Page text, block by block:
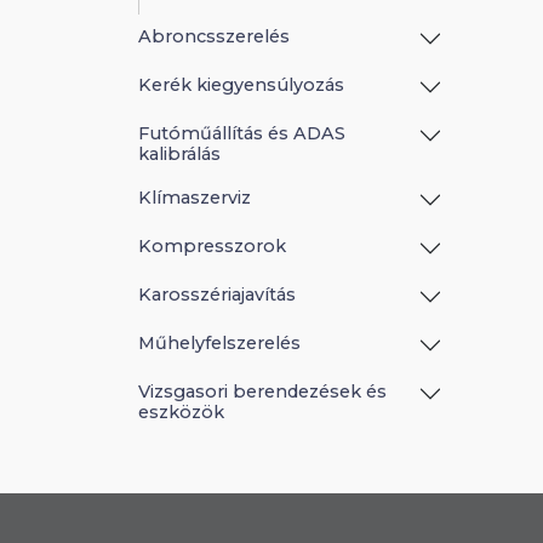
Abroncsszerelés
Kerék kiegyensúlyozás
Futóműállítás és ADAS
kalibrálás
Klímaszerviz
Kompresszorok
Karosszériajavítás
Műhelyfelszerelés
Vizsgasori berendezések és
eszközök